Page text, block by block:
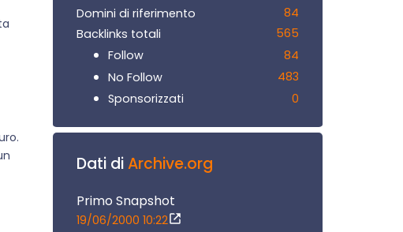
Domini di riferimento
84
Backlinks totali
565
Follow
84
No Follow
483
Sponsorizzati
0
Dati diArchive.org
Primo Snapshot
19/06/2000 10:22